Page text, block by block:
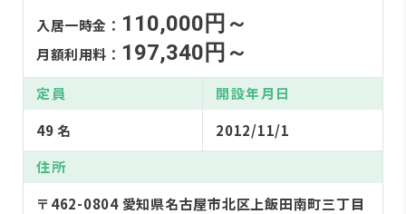
入居一時金： 110,000円～
月額利用料： 197,340円～
定員
49 名
開設年月日
2012/11/1
住所
〒462-0804 愛知県名古屋市北区上飯田南町三丁目